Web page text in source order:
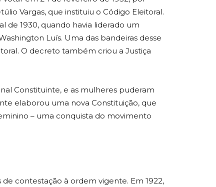
Vargas, que instituiu o Código Eleitoral.
de 1930, quando havia liderado um
Luís. Uma das bandeiras desse
O decreto também criou a Justiça
Constituinte, e as mulheres puderam
elaborou uma nova Constituição, que
– uma conquista do movimento
contestação à ordem vigente. Em 1922,